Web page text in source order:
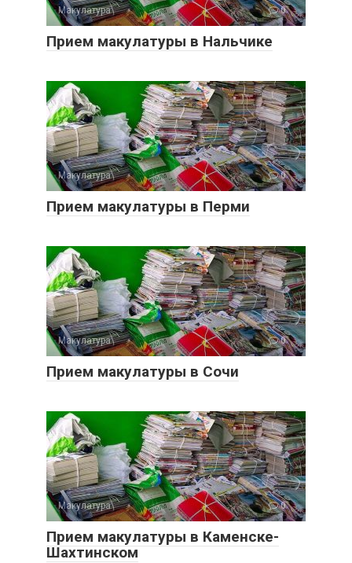
Макулатура 0
Прием макулатуры в Нальчике
Макулатура 0
Прием макулатуры в Перми
Макулатура 0
Прием макулатуры в Сочи
Макулатура 0
Прием макулатуры в Каменске-
Шахтинском